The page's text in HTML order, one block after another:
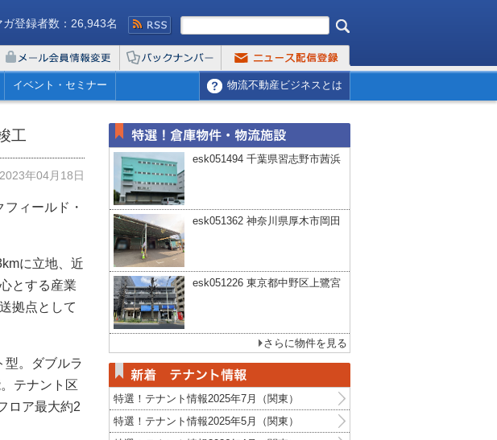
ガ登録者数：26,943名
イベント・セミナー 物流不動産ビジネスとは
工
2023年04月18日
ィールド・
に立地、近
とする産業
拠点として
型。ダブルラ
テナント区
ロア最大約2
esk051494 千葉県習志野市茜浜
esk051362 神奈川県厚木市岡田
esk051226 東京都中野区上鷺宮
さらに物件を見る
特選！テナント情報2025年7月（関東）
特選！テナント情報2025年5月（関東）